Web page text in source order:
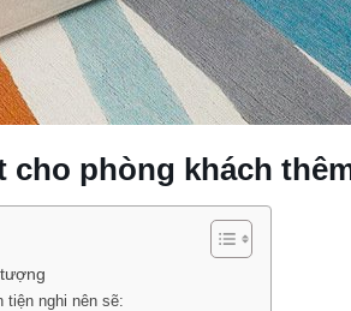
phòng khách
nghi nên sẽ: